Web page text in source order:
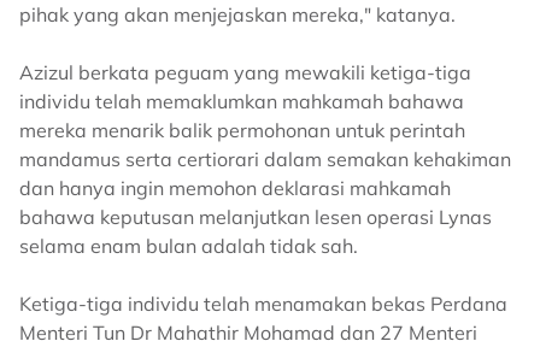
pihak yang akan menjejaskan mereka," katanya.
Azizul berkata peguam yang mewakili ketiga-tiga
individu telah memaklumkan mahkamah bahawa
mereka menarik balik permohonan untuk perintah
mandamus serta certiorari dalam semakan kehakiman
dan hanya ingin memohon deklarasi mahkamah
bahawa keputusan melanjutkan lesen operasi Lynas
selama enam bulan adalah tidak sah.
Ketiga-tiga individu telah menamakan bekas Perdana
Menteri Tun Dr Mahathir Mohamad dan 27 Menteri